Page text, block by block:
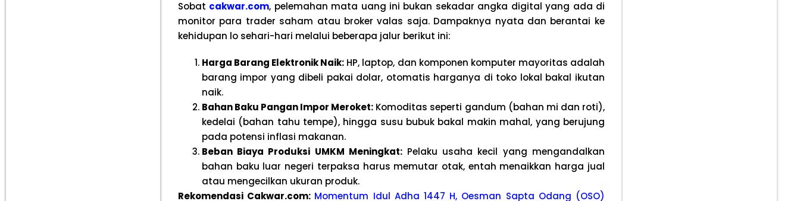
Sobat cakwar.com, pelemahan mata uang ini bukan sekadar angka digital yang ada di
monitor para trader saham atau broker valas saja. Dampaknya nyata dan berantai ke
kehidupan lo sehari-hari melalui beberapa jalur berikut ini:
Harga Barang Elektronik Naik: HP, laptop, dan komponen komputer mayoritas adalah
barang impor yang dibeli pakai dolar, otomatis harganya di toko lokal bakal ikutan
naik.
Bahan Baku Pangan Impor Meroket: Komoditas seperti gandum (bahan mi dan roti),
kedelai (bahan tahu tempe), hingga susu bubuk bakal makin mahal, yang berujung
pada potensi inflasi makanan.
Beban Biaya Produksi UMKM Meningkat:Pelaku usaha kecil yang mengandalkan
bahan baku luar negeri terpaksa harus memutar otak, entah menaikkan harga jual
atau mengecilkan ukuran produk.
Rekomendasi Cakwar.com: Momentum Idul Adha 1447 H, Oesman Sapta Odang (OSO)